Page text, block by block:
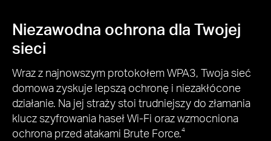
Niezawodna ochrona dla Twojej
sieci
Wraz z najnowszym protokołem WPA3, Twoja sieć
domowa zyskuje lepszą ochronę i niezakłócone
działanie. Na jej straży stoi trudniejszy do złamania
klucz szyfrowania haseł Wi-Fi oraz wzmocniona
ochrona przed atakami Brute Force.4